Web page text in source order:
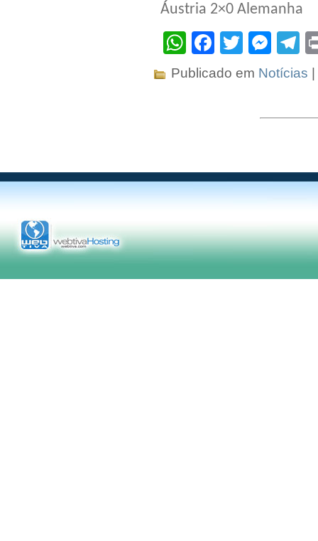
Áustria 2×0 Alemanha
WhatsApp
Facebook
Twitter
Publicado em Notícias |